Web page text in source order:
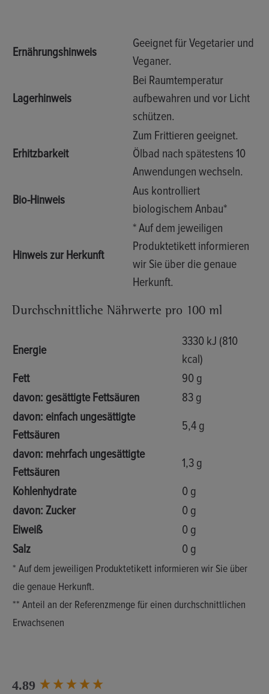
Ernährungshinweis
Geeignet für Vegetarier und
Veganer.
Lagerhinweis
Bei Raumtemperatur
aufbewahren und vor Licht
schützen.
Erhitzbarkeit
Zum Frittieren geeignet.
Ölbad nach spätestens 10
Anwendungen wechseln.
Bio-Hinweis
Aus kontrolliert
biologischem Anbau*
Hinweis zur Herkunft
* Auf dem jeweiligen
Produktetikett informieren
wir Sie über die genaue
Herkunft.
Durchschnittliche Nährwerte pro 100 ml
Energie
3330 kJ (810
kcal)
Fett
90 g
davon: gesättigte Fettsäuren
83 g
davon: einfach ungesättigte
Fettsäuren
5,4 g
davon: mehrfach ungesättigte
Fettsäuren
1,3 g
Kohlenhydrate
0 g
davon: Zucker
0 g
Eiweiß
0 g
Salz
0 g
* Auf dem jeweiligen Produktetikett informieren wir Sie über
die genaue Herkunft.
** Anteil an der Referenzmenge für einen durchschnittlichen
Erwachsenen
4.89
New content loaded